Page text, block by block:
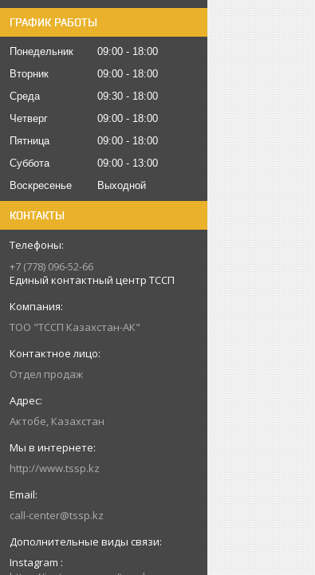
ГРАФИК РАБОТЫ
Понедельник 09:00
18:00
Вторник
09:00
18:00
Среда
09:30
18:00
Четверг
09:00
18:00
Пятница
09:00
18:00
Суббота
09:00
13:00
Воскресенье
Выходной
КОНТАКТЫ
+7 (778) 096-52-66
Единый контактный центр ТССП
ТОО "ТССП Казахстан-АК"
Отдел продаж
Актобе, Казахстан
http://www.tssp.kz
call-center@tssp.kz
Instagram